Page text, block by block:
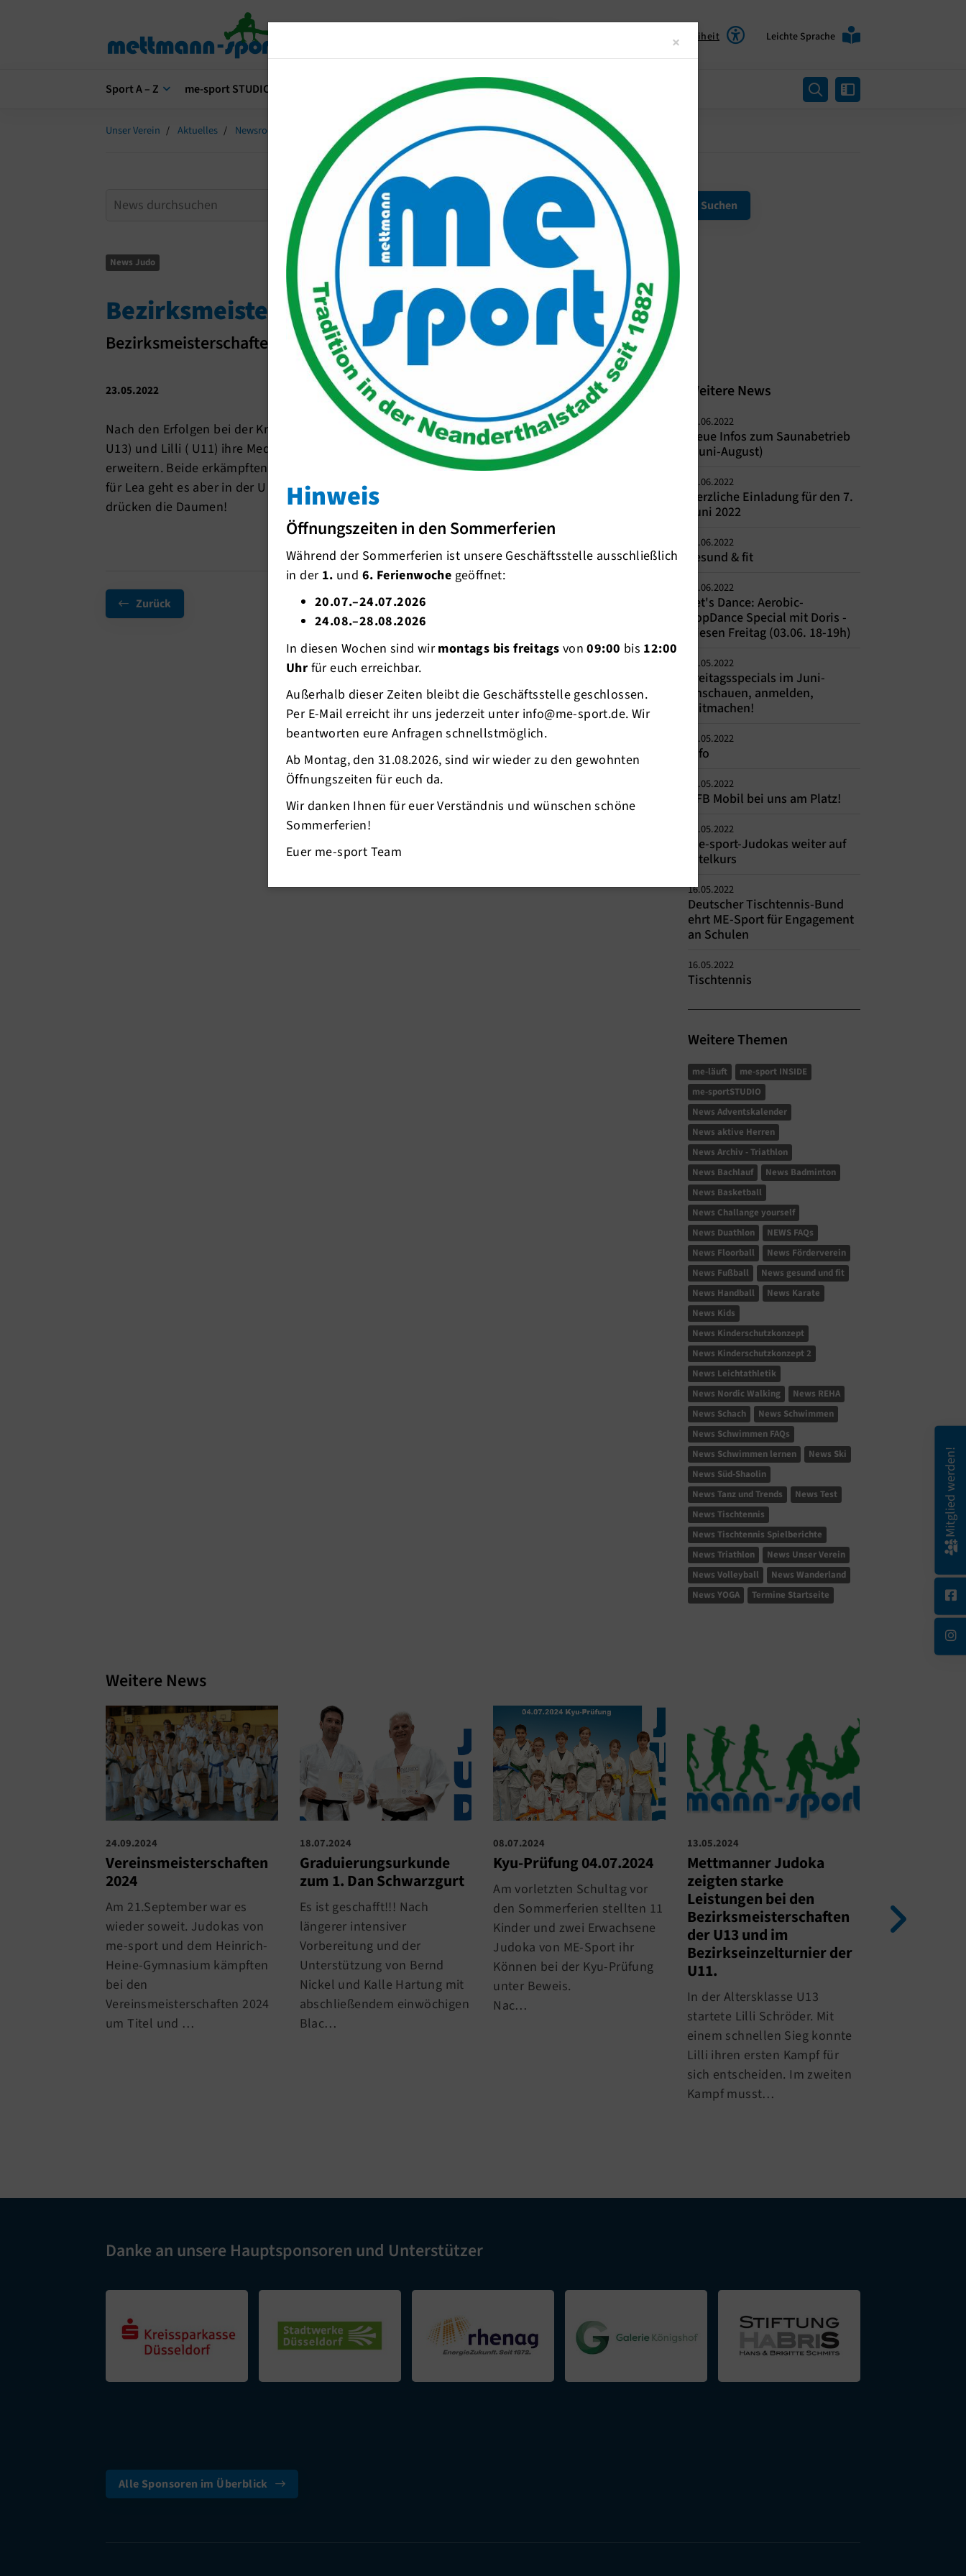
Barrierefreiheit Leichte Sprache
Sport A – Z me-sport STUDIO Unser Verein Mitgliederservice
Unser Verein Aktuelles Newsroom Bezirksmeisterschaften
News Judo
Bezirksmeisterschaften
Bezirksmeisterschaften
23.05.2022
Nach den Erfolgen bei der Kreismeisterschaft konnten die me-sport-Judokas Lea (
U13) und Lilli ( U11) ihre Medaillensammlung bei den Bezirksmeisterschaften
erweitern. Beide erkämpften sich den 2.Platz. Hier ist allerdings für die U 11 Schluss;
für Lea geht es aber in der U 13 im Juni weiter zu den Nordrhein-Meisterschaften. Wir
drücken die Daumen!
Zurück
Weitere News
02.06.2022
Neue Infos zum Saunabetrieb
(Juni-August)
02.06.2022
Herzliche Einladung für den 7.
Juni 2022
02.06.2022
gesund & fit
01.06.2022
Let's Dance: Aerobic-
PopDance Special mit Doris -
Diesen Freitag (03.06. 18-19h)
30.05.2022
Freitagsspecials im Juni-
Anschauen, anmelden,
mitmachen!
19.05.2022
Info
18.05.2022
DFB Mobil bei uns am Platz!
16.05.2022
me-sport-Judokas weiter auf
Titelkurs
16.05.2022
Deutscher Tischtennis-Bund
ehrt ME-Sport für Engagement
an Schulen
16.05.2022
Tischtennis
Weitere Themen
me-läuft
me-sport INSIDE
me-sportSTUDIO
News Adventskalender
News aktive Herren
News Archiv - Triathlon
News Bachlauf
News Badminton
News Basketball
News Challange yourself
News Duathlon
NEWS FAQs
News Floorball
News Förderverein
News Fußball
News gesund und fit
News Handball
News Karate
News Kids
News Kinderschutzkonzept
News Kinderschutzkonzept 2
News Leichtathletik
News Nordic Walking
News REHA
News Schach
News Schwimmen
News Schwimmen FAQs
News Schwimmen lernen
News Ski
News Süd-Shaolin
News Tanz und Trends
News Test
News Tischtennis
News Tischtennis Spielberichte
News Triathlon
News Unser Verein
News Volleyball
News Wanderland
News YOGA
Termine Startseite
Weitere News
24.09.2024
Vereinsmeisterschaften
2024
Am 21.September war es
wieder soweit. Judokas von
me-sport und dem Heinrich-
Heine-Gymnasium kämpften
bei den
Vereinsmeisterschaften 2024
um Titel und …
18.07.2024
Graduierungsurkunde
zum 1. Dan Schwarzgurt
Es ist geschafft!!! Nach
längerer intensiver
Vorbereitung und der
Unterstützung von Bernd
Nickel und Kalle Hartung mit
abschließendem einwöchigen
Blac…
08.07.2024
Kyu-Prüfung 04.07.2024
Am vorletzten Schultag vor
den Sommerferien stellten 11
Kinder und zwei Erwachsene
Judoka von ME-Sport ihr
Können bei der Kyu-Prüfung
unter Beweis.
Nac…
13.05.2024
Mettmanner Judoka
zeigten starke
Leistungen bei den
Bezirksmeisterschaften
der U13 und im
Bezirkseinzelturnier der
U11.
In der Altersklasse U13
startete Lilli Schröder. Mit
einem schnellen Sieg konnte
Lilli ihren ersten Kampf für
sich entscheiden. Im zweiten
Kampf musst…
Am Samstag
Danke an unsere Hauptsponsoren und Unterstützer
Alle Sponsoren im Überblick
Mitglied werden!
× Close
Hinweis
Öffnungszeiten in den Sommerferien
Während der Sommerferien ist unsere Geschäftsstelle ausschließlich
in der1. und 6. Ferienwoche geöffnet:
20.07.–24.07.2026
24.08.–28.08.2026
In diesen Wochen sind wirmontags bis freitags von09:00 bis 12:00
Uhr für euch erreichbar.
Außerhalb dieser Zeiten bleibt die Geschäftsstelle geschlossen.
Per E-Mail erreicht ihr uns jederzeit unter info@me-sport.de. Wir
beantworten eure Anfragen schnellstmöglich.
Ab Montag, den 31.08.2026, sind wir wieder zu den gewohnten
Öffnungszeiten für euch da.
Wir danken Ihnen für euer Verständnis und wünschen schöne
Sommerferien!
Euer me-sport Team